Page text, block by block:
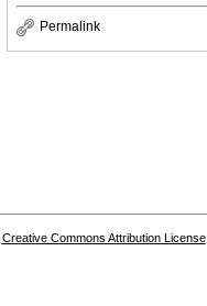
Permalink
Creative Commons Attribution License